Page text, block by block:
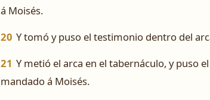
á Moisés.
20 Y tomó y puso el testimonio dentro del
21 Y metió el arca en el tabernáculo, y puso
mandado á Moisés.